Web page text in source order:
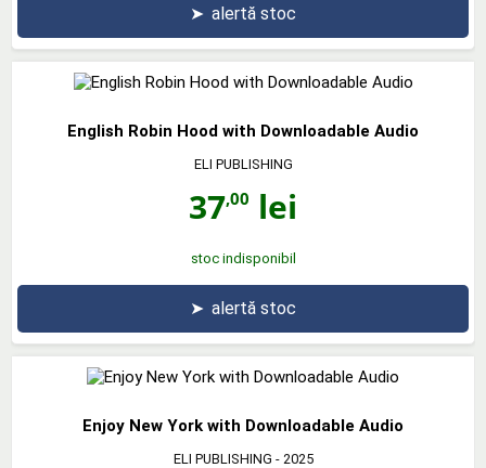
➤ alertă stoc
English Robin Hood with Downloadable Audio
ELI PUBLISHING
37,00 lei
stoc indisponibil
➤ alertă stoc
Enjoy New York with Downloadable Audio
ELI PUBLISHING - 2025